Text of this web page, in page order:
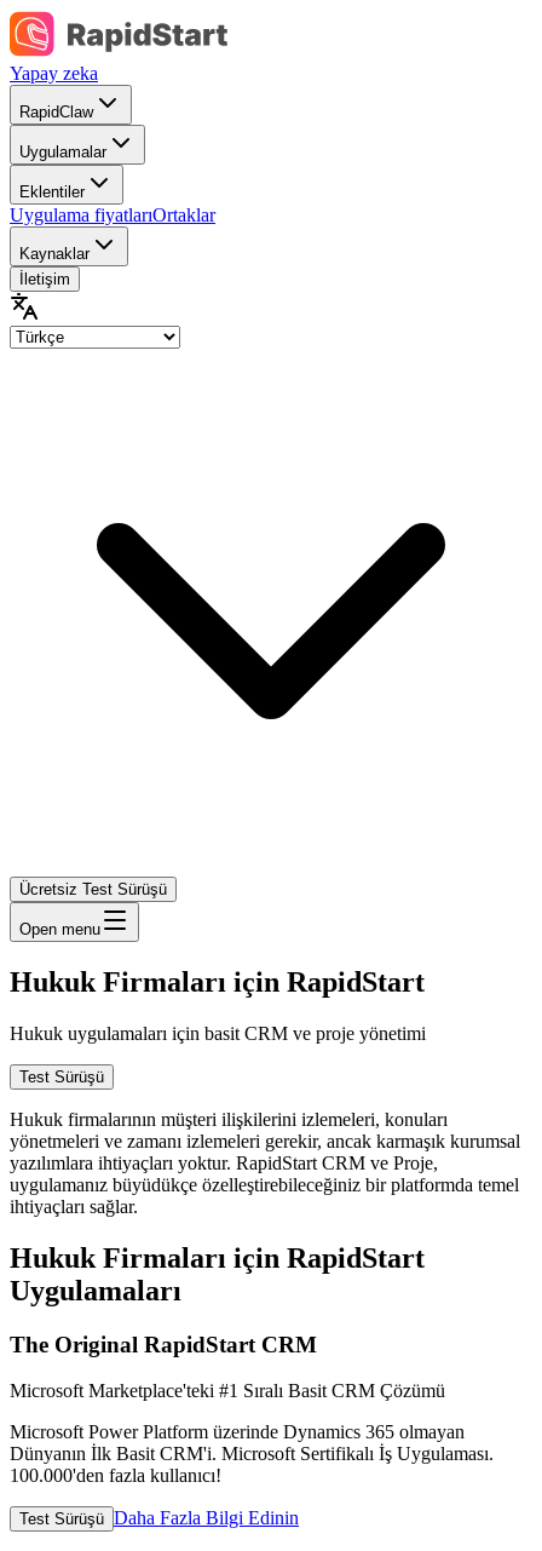
Yapay zeka
RapidClaw
Uygulamalar
Eklentiler
Uygulama fiyatlarıOrtaklar
Kaynaklar
İletişim
Ücretsiz Test Sürüşü
Open menu
Hukuk Firmaları için RapidStart
Hukuk uygulamaları için basit CRM ve proje yönetimi
Test Sürüşü
Hukuk firmalarının müşteri ilişkilerini izlemeleri, konuları
yönetmeleri ve zamanı izlemeleri gerekir, ancak karmaşık kurumsal
yazılımlara ihtiyaçları yoktur. RapidStart CRM ve Proje,
uygulamanız büyüdükçe özelleştirebileceğiniz bir platformda temel
ihtiyaçları sağlar.
Hukuk Firmaları için RapidStart
Uygulamaları
The Original RapidStart CRM
Microsoft Marketplace'teki #1 Sıralı Basit CRM Çözümü
Microsoft Power Platform üzerinde Dynamics 365 olmayan
Dünyanın İlk Basit CRM'i. Microsoft Sertifikalı İş Uygulaması.
100.000'den fazla kullanıcı!
Test Sürüşü Daha Fazla Bilgi Edinin